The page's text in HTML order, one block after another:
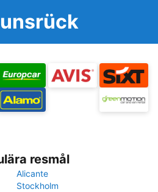
resmål
Alicante
Stockholm